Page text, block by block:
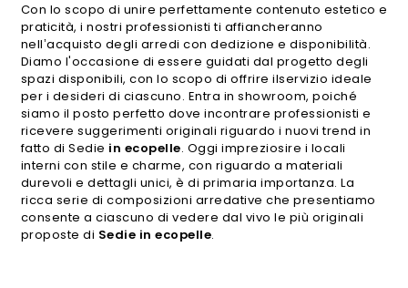
Con lo scopo di unire perfettamente contenuto estetico e
praticità, i nostri professionisti ti affiancheranno
nell’acquisto degli arredi con dedizione e disponibilità.
Diamo l'occasione di essere guidati dal progetto degli
spazi disponibili, con lo scopo di offrire ilservizio ideale
per i desideri di ciascuno. Entra in showroom, poiché
siamo il posto perfetto dove incontrare professionisti e
ricevere suggerimenti originali riguardo i nuovi trend in
fatto di Sedie in ecopelle. Oggi impreziosire i locali
interni con stile e charme, con riguardo a materiali
durevoli e dettagli unici, è di primaria importanza. La
ricca serie di composizioni arredative che presentiamo
consente a ciascuno di vedere dal vivo le più originali
proposte di Sedie in ecopelle.